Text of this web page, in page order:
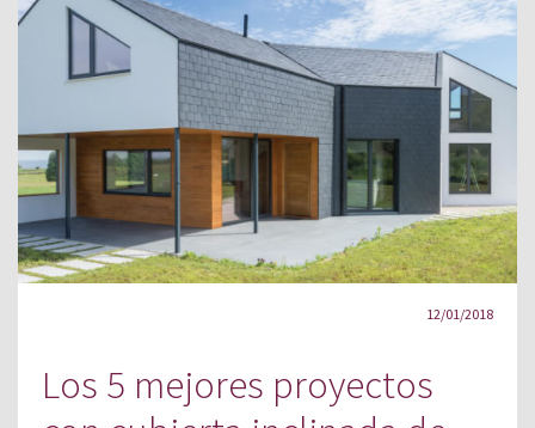
12/01/2018
Los 5 mejores proyectos